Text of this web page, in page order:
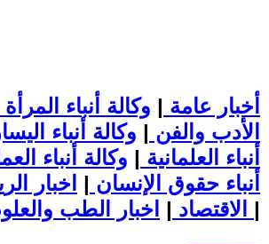
أخبار عامة | وكالة أنباء المرأة
الأدب والفن | وكالة أنباء
أنباء العلمانية | وكالة أنباء
أنباء حقوق الإنسان | اخبار
الاقتصاد | |